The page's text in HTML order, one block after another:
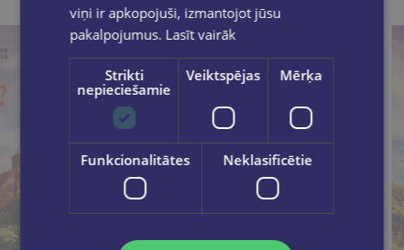
viņi ir apkopojuši, izmantojot jūsu
pakalpojumus. Lasīt vairāk
Strikti
nepieciešamie
Veiktspējas Mērķa
Funkcionalitātes Neklasificētie